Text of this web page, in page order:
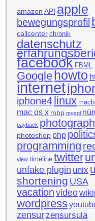
amazon API apple
bewegungsprofil
callcenter chronik
datenschutz
facebook FBML
Google howto
internet
iphone4linux
mac os x mbp mysql
payback
photoshop php
programming
view timeline twitter
unfake plugin unix
shortening USA
vacation video
wordpress
zensurzensursula